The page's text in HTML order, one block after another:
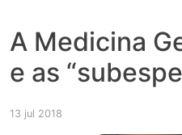
A Medicina
e as
13 jul 2018